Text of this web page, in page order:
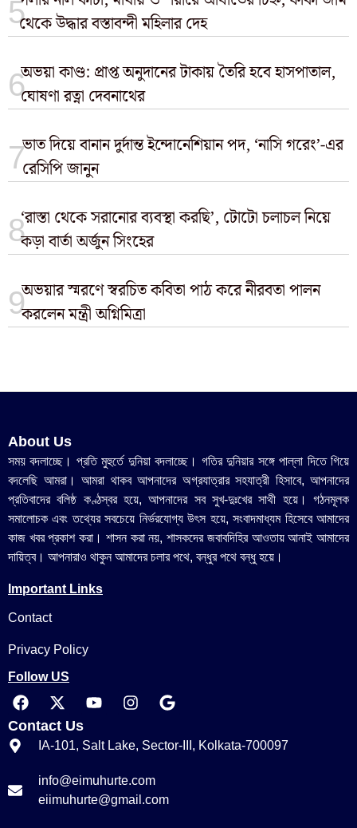
থেকে উদ্ধার বস্তাবন্দী মহিলার দেহ
অভয়া কাণ্ড: প্রাপ্ত অনুদানের টাকায় তৈরি হবে হাসপাতাল,
ঘোষণা রত্না দেবনাথের
ভাত দিয়ে বানান দুর্দান্ত ইন্দোনেশিয়ান পদ, ‘নাসি গরেং’-এর
রেসিপি জানুন
‘রাস্তা থেকে সরানোর ব্যবস্থা করছি’, টোটো চলাচল নিয়ে
কড়া বার্তা অর্জুন সিংহের
অভয়ার স্মরণে স্বরচিত কবিতা পাঠ করে নীরবতা পালন
করলেন মন্ত্রী অগ্নিমিত্রা
About Us
সময় বদলাচ্ছে। প্রতি মুহুর্তে দুনিয়া বদলাচ্ছে। গতির দুনিয়ার সঙ্গে পাল্লা দিতে গিয়ে
বদলেছি আমরা। আমরা থাকব আপনাদের অগ্রযাত্রার সহযাত্রী হিসাবে, আপনাদের
প্রতিবাদের বলিষ্ঠ কণ্ঠস্বর হয়ে, আপনাদের সব সুখ-দুঃখের সাথী হয়ে। গঠনমূলক
সমালোচক এবং তথ্যের সবচেয়ে নির্ভরযোগ্য উ‍ৎস হয়ে, সংবাদমাধ্যম হিসেবে আমাদের
কাজ খবর প্রকাশ করা। শাসন করা নয়, শাসকদের জবাবদিহির আওতায় আনাই আমাদের
দায়িত্ব। আপনারাও থাকুন আমাদের চলার পথে, বন্ধুর পথে বন্ধু হয়ে।
Important Links
Contact
Privacy Policy
Follow US
Contact Us
IA-101, Salt Lake, Sector-III, Kolkata-700097
info@eimuhurte.com
eiimuhurte@gmail.com